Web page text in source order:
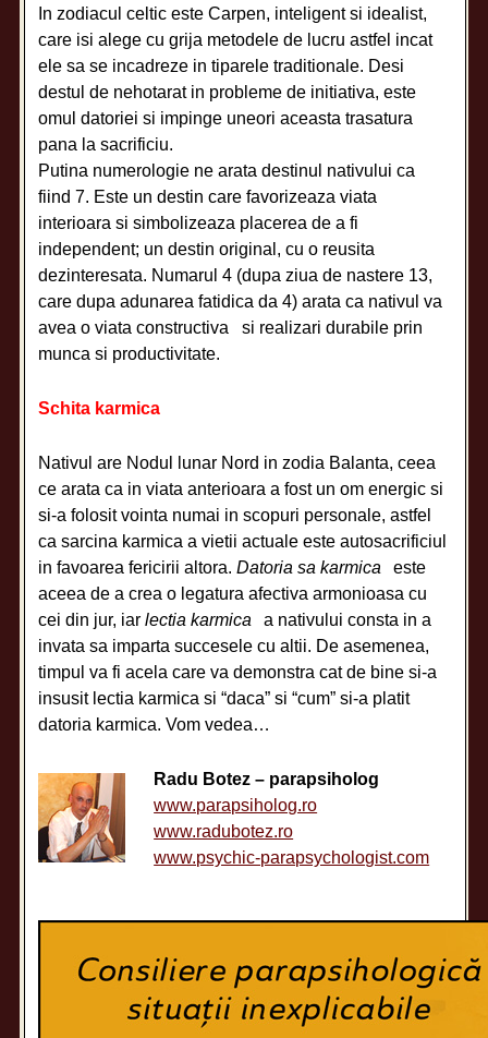
In zodiacul celtic este Carpen, inteligent si idealist,
care isi alege cu grija metodele de lucru astfel incat
ele sa se incadreze in tiparele traditionale. Desi
destul de nehotarat in probleme de initiativa, este
omul datoriei si impinge uneori aceasta trasatura
pana la sacrificiu.
Putina numerologie ne arata destinul nativului ca
fiind 7. Este un destin care favorizeaza viata
interioara si simbolizeaza placerea de a fi
independent; un destin original, cu o reusita
dezinteresata. Numarul 4 (dupa ziua de nastere 13,
care dupa adunarea fatidica da 4) arata ca nativul va
avea o viata constructiva si realizari durabile prin
munca si productivitate.
Schita karmica
Nativul are Nodul lunar Nord in zodia Balanta, ceea
ce arata ca in viata anterioara a fost un om energic si
si-a folosit vointa numai in scopuri personale, astfel
ca sarcina karmica a vietii actuale este autosacrificiul
in favoarea fericirii altora.Datoria sa karmica
este
aceea de a crea o legatura afectiva armonioasa cu
cei din jur, iarlectia karmica
a nativului consta in a
invata sa imparta succesele cu altii. De asemenea,
timpul va fi acela care va demonstra cat de bine si-a
insusit lectia karmica si “daca” si “cum” si-a platit
datoria karmica. Vom vedea…
Radu Botez – parapsiholog
www.parapsiholog.ro
www.radubotez.ro
www.psychic-parapsychologist.com